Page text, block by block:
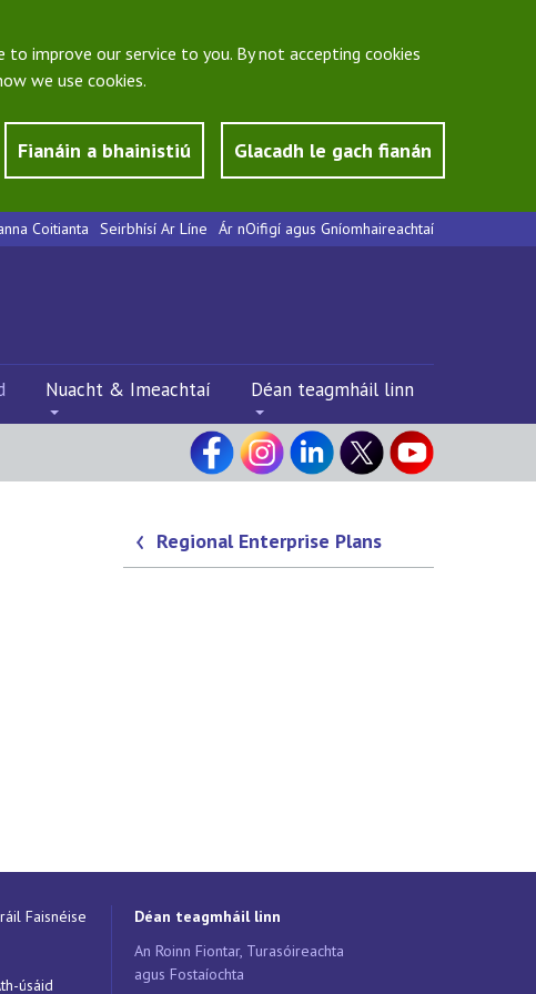
improve our service to you. By not accepting cookies
we use cookies.
Fianáin a bhainistiú Glacadh le gach fianán
Coitianta Seirbhísí Ar Líne Ár nOifigí agus Gníomhaireachtaí
Nuacht & Imeachtaí Déan teagmháil linn
Regional Enterprise Plans
Faisnéise
úsáid
Déan teagmháil linn
An Roinn Fiontar, Turasóireachta
agus Fostaíochta